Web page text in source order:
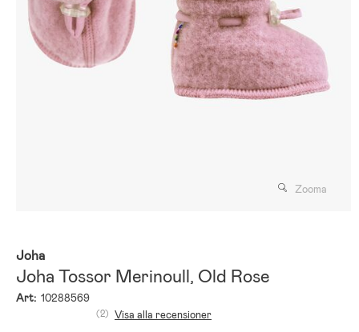
Zooma
Joha
Joha Tossor Merinoull, Old Rose
Art: 10288569
(2) Visa alla recensioner